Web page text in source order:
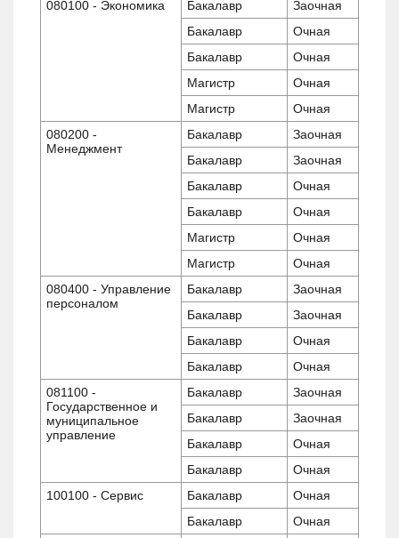
080100 - Экономика
Бакалавр
Заочная
Бакалавр
Очная
Бакалавр
Очная
Магистр
Очная
Магистр
Очная
080200 -
Менеджмент
Бакалавр
Заочная
Бакалавр
Заочная
Бакалавр
Очная
Бакалавр
Очная
Магистр
Очная
Магистр
Очная
080400 - Управление
персоналом
Бакалавр
Заочная
Бакалавр
Заочная
Бакалавр
Очная
Бакалавр
Очная
081100 -
Государственное и
муниципальное
управление
Бакалавр
Заочная
Бакалавр
Заочная
Бакалавр
Очная
Бакалавр
Очная
100100 - Сервис
Бакалавр
Очная
Бакалавр
Очная